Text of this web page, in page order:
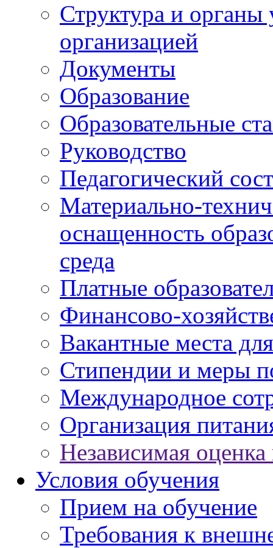
Структура и органы
организацией
Документы
Образование
Образовательные
Руководство
Педагогический
Материально-
оснащенность
среда
Платные
Финансово-
Вакантные места
Стипендии и меры
Международное
Организация
Независимая оценка
Условия обучения
Прием на обучение
Требования к